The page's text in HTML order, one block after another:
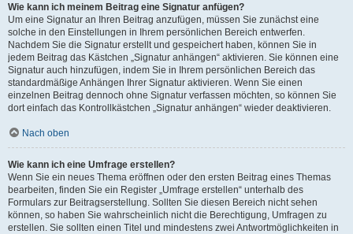
Wie kann ich meinem Beitrag eine Signatur anfügen?
Um eine Signatur an Ihren Beitrag anzufügen, müssen Sie zunächst eine
solche in den Einstellungen in Ihrem persönlichen Bereich entwerfen.
Nachdem Sie die Signatur erstellt und gespeichert haben, können Sie in
jedem Beitrag das Kästchen „Signatur anhängen“ aktivieren. Sie können eine
Signatur auch hinzufügen, indem Sie in Ihrem persönlichen Bereich das
standardmäßige Anhängen Ihrer Signatur aktivieren. Wenn Sie einen
einzelnen Beitrag dennoch ohne Signatur verfassen möchten, so können Sie
dort einfach das Kontrollkästchen „Signatur anhängen“ wieder deaktivieren.
Nach oben
Wie kann ich eine Umfrage erstellen?
Wenn Sie ein neues Thema eröffnen oder den ersten Beitrag eines Themas
bearbeiten, finden Sie ein Register „Umfrage erstellen“ unterhalb des
Formulars zur Beitragserstellung. Sollten Sie diesen Bereich nicht sehen
können, so haben Sie wahrscheinlich nicht die Berechtigung, Umfragen zu
erstellen. Sie sollten einen Titel und mindestens zwei Antwortmöglichkeiten in